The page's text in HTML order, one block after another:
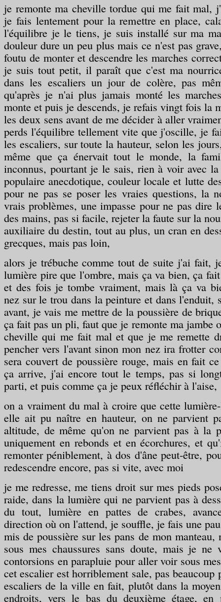
je remonte ma cheville tordue qui me fait mal,
je fais lentement pour la remettre en place,
l'équilibre je le tiens, je suis installé sur ma
douleur dure un peu plus mais ce n'est pas
foutu de monter et descendre les marches
je suis tout petit, il paraît que c'est ma
dans les escaliers un jour de colère, pas
qu'après je n'ai plus jamais monté les
monte et puis je descends, je refais vingt fois la
les deux sens avant de me décider à aller
perds l'équilibre tellement vite que j'oscille, je
les escaliers, sur toute la hauteur, selon les
même que ça énervait tout le monde, la
inconnus, pourtant je le sais, rien à voir avec
populaire anecdotique, couleur locale et lutte
pour ne pas se poser les vraies questions, la
vrais problèmes, une impasse pour ne pas dire
des mains, pas si facile, rejeter la faute sur la
auxiliaire du destin, tout au plus, un cran en
grecques, mais pas loin,
alors je trébuche comme tout de suite j'ai fait,
lumière pire que l'ombre, mais ça va bien, ça
et des fois je tombe vraiment, mais là ça va
nez sur le trou dans la peinture et dans l'enduit,
avant, je vais me mettre de la poussière de
ça fait pas un pli, faut que je remonte ma jambe
cheville qui me fait mal et que je me remette
pencher vers l'avant sinon mon nez ira frotter
sera couvert de poussière rouge, mais en fait
ça arrive, j'ai encore tout le temps, pas si
parti, et puis comme ça je peux réfléchir à l'aise,
on a vraiment du mal à croire que cette
elle ait pu naître en hauteur, on ne parvient
altitude, de même qu'on ne parvient pas à la
uniquement en rebonds et en écorchures, et
remonter péniblement, à dos d'âne peut-être,
redescendre encore, pas si vite, avec moi
je me redresse, me tiens droit sur mes pieds
raide, dans la lumière qui ne parvient pas à
du tout, lumière en pattes de crabes,
direction où on l'attend, je souffle, je fais une
mis de poussière sur les pans de mon manteau,
sous mes chaussures sans doute, mais je ne
contorsions en parapluie pour aller voir sous
cet escalier est horriblement sale, pas beaucoup
escaliers de la ville en fait, plutôt dans la
endroits, vers le bas du deuxième étage,